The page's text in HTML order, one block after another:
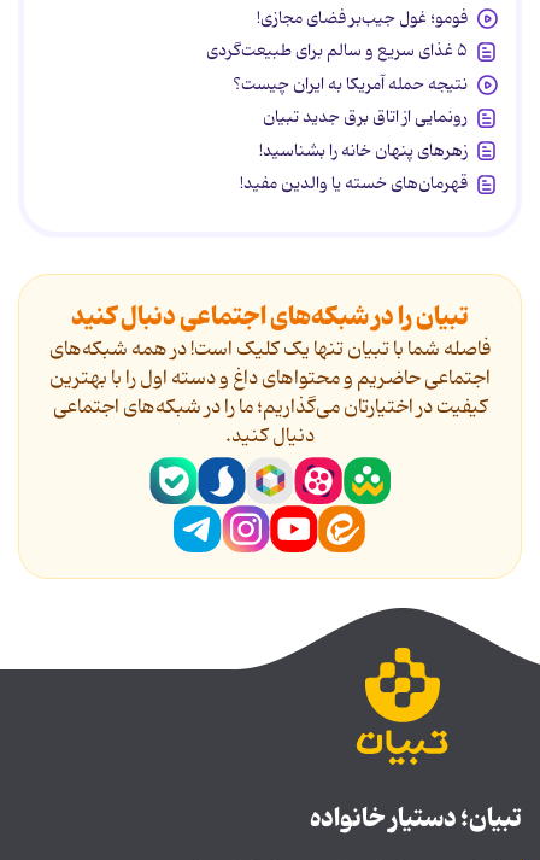
فومو؛ غول جیب‌بر فضای مجازی!
۵ غذای سریع و سالم برای طبیعت‌گردی
نتیجه حمله آمریکا به ایران چیست؟
رونمایی از اتاق برق جدید تبیان
زهرهای پنهان خانه را بشناسید!
قهرمان‌های خسته یا والدین مفید!
تبیان را در شبکه‌های اجتماعی دنبال کنید
فاصله شما با تبیان تنها یک کلیک است! در همه شبکه‌های
اجتماعی حاضریم و محتواهای داغ و دسته اول را با بهترین
کیفیت در اختیارتان می‌گذاریم؛ ما را در شبکه‌های اجتماعی
دنیال کنید.
تبیان؛ دستیار خانواده